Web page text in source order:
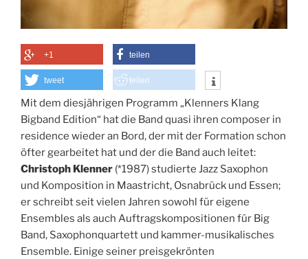
+1 teilen
tweet teilen
Mit dem diesjährigen Programm „Klenners Klang
Bigband Edition“ hat die Band quasi ihren composer in
residence wieder an Bord, der mit der Formation schon
öfter gearbeitet hat und der die Band auch leitet:
Christoph Klenner (*1987) studierte Jazz Saxophon
und Komposition in Maastricht, Osnabrück und Essen;
er schreibt seit vielen Jahren sowohl für eigene
Ensembles als auch Auftragskompositionen für Big
Band, Saxophonquartett und kammer-musikalisches
Ensemble. Einige seiner preisgekrönten